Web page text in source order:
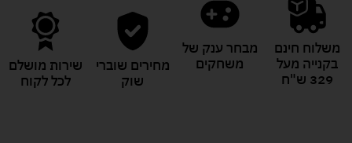
משלוח חינם
בקנייה מעל
329 ש"ח
מבחר ענק של
משחקים
מחירים שוברי
שוק
שירות מושלם
לכל לקוח